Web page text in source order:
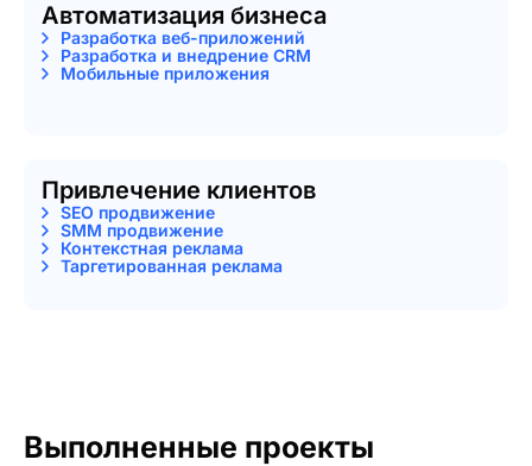
Автоматизация бизнеса
Разработка веб-приложений
Разработка и внедрение CRM
Мобильные приложения
Привлечение клиентов
SEO продвижение
SMM продвижение
Контекстная реклама
Таргетированная реклама
Выполненные проекты